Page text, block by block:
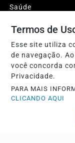
Saúde
DESTAQUES
Conteúdo
Polícia
Expediente
Termos de
Esse site utiliza
de navegação.
você concorda
Privacidade.
PARA MAIS
CLICANDO AQUI